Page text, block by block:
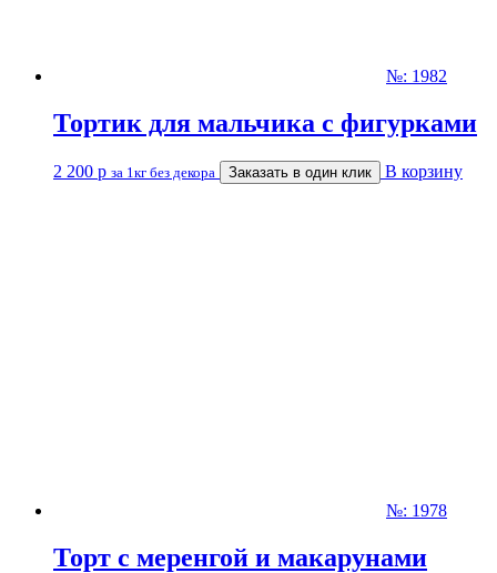
№: 1982
Тортик для мальчика с фигурками
2 200 р за 1кг без декора Заказать в один клик В корзину
№: 1978
Торт с меренгой и макарунами